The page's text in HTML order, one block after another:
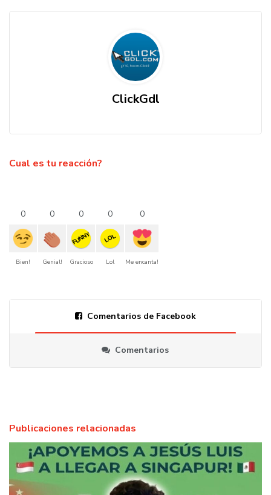
ClickGdl
Cual es tu reacción?
0
Bien!
0
Genial!
0
FUNNY
Gracioso
0
LOL
Lol
0
Me encanta!
Comentarios de Facebook
Comentarios
Publicaciones relacionadas